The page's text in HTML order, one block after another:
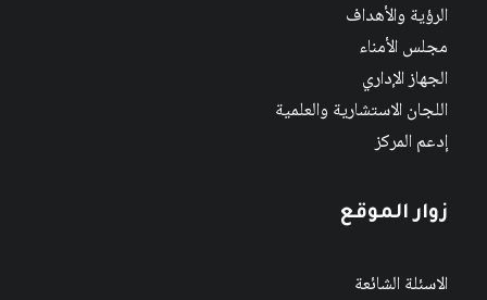
الرؤية والأهداف
مجلس الأمناء
الجهاز الإداري
اللجان الاستشارية والعلمية
إدعم المركز
زوار الموقع
الاسئلة الشائعة